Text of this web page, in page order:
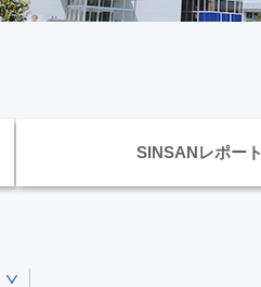
SINSANレポート